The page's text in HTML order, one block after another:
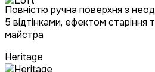
Повністю ручна поверхня з
5 відтінками, ефектом старіння
майстра
Heritage